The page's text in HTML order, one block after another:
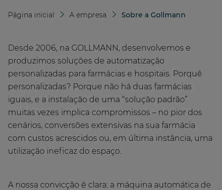
Página inicial A empresa Sobre a Gollmann
Desde 2006, na GOLLMANN, desenvolvemos e
produzimos soluções de automatização
personalizadas para farmácias e hospitais. Porquê
personalizadas? Porque não há duas farmácias
iguais, e a instalação de uma “solução padrão”
muitas vezes implica compromissos – no pior dos
cenários, conversões extensivas na sua farmácia
com custos acrescidos ou, em última instância, uma
utilização ineficaz do espaço.
A nossa convicção é clara: a máquina automática de